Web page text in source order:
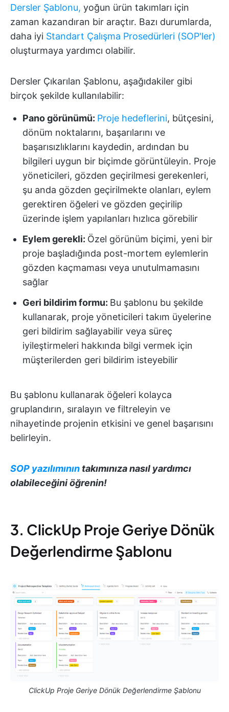
Dersler Şablonu, yoğun ürün takımları için
zaman kazandıran bir araçtır. Bazı durumlarda,
daha iyi Standart Çalışma Prosedürleri (SOP'ler)
oluşturmaya yardımcı olabilir.
Dersler Çıkarılan Şablonu, aşağıdakiler gibi
birçok şekilde kullanılabilir:
Pano görünümü: Proje hedeflerini, bütçesini,
dönüm noktalarını, başarılarını ve
başarısızlıklarını kaydedin, ardından bu
bilgileri uygun bir biçimde görüntüleyin. Proje
yöneticileri, gözden geçirilmesi gerekenleri,
şu anda gözden geçirilmekte olanları, eylem
gerektiren öğeleri ve gözden geçirilip
üzerinde işlem yapılanları hızlıca görebilir
Eylem gerekli: Özel görünüm biçimi, yeni bir
proje başladığında post-mortem eylemlerin
gözden kaçmaması veya unutulmamasını
sağlar
Geri bildirim formu: Bu şablonu bu şekilde
kullanarak, proje yöneticileri takım üyelerine
geri bildirim sağlayabilir veya süreç
iyileştirmeleri hakkında bilgi vermek için
müşterilerden geri bildirim isteyebilir
Bu şablonu kullanarak öğeleri kolayca
gruplandırın, sıralayın ve filtreleyin ve
nihayetinde projenin etkisini ve genel başarısını
belirleyin.
SOP yazılımının takımınıza nasıl yardımcı
olabileceğini öğrenin!
3. ClickUp Proje Geriye Dönük
Değerlendirme Şablonu
ClickUp Proje Geriye Dönük Değerlendirme Şablonu